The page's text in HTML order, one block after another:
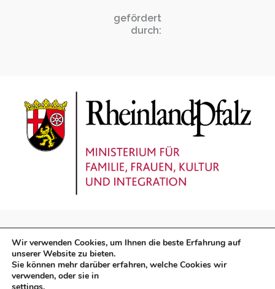
gefördert
durch:
Impressum
Wir verwenden Cookies, um Ihnen die beste Erfahrung auf
unserer Website zu bieten.
Sie können mehr darüber erfahren, welche Cookies wir
verwenden, oder sie in